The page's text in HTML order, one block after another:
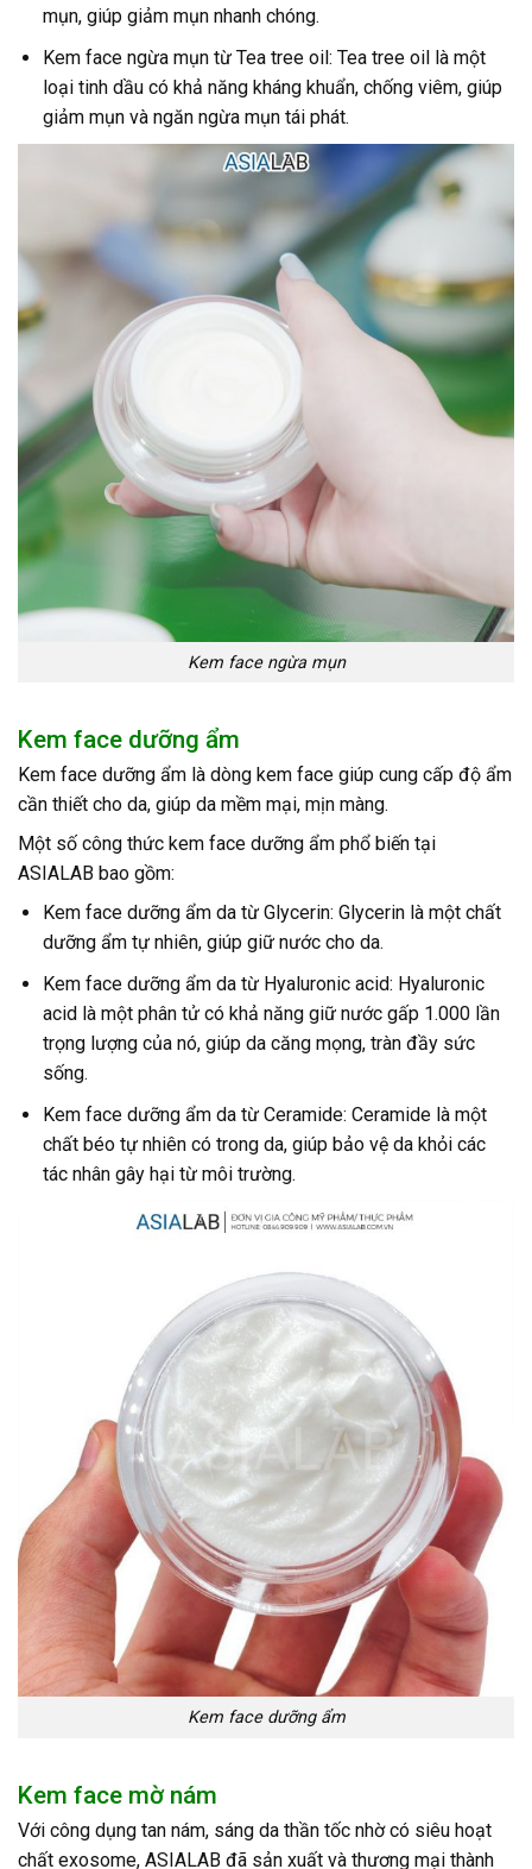
mụn, giúp giảm mụn nhanh chóng.
Kem face ngừa mụn từ Tea tree oil: Tea tree oil là một
loại tinh dầu có khả năng kháng khuẩn, chống viêm, giúp
giảm mụn và ngăn ngừa mụn tái phát.
Kem face ngừa mụn
Kem face dưỡng ẩm
Kem face dưỡng ẩm là dòng kem face giúp cung cấp độ ẩm
cần thiết cho da, giúp da mềm mại, mịn màng.
Một số công thức kem face dưỡng ẩm phổ biến tại
ASIALAB bao gồm:
Kem face dưỡng ẩm da từ Glycerin: Glycerin là một chất
dưỡng ẩm tự nhiên, giúp giữ nước cho da.
Kem face dưỡng ẩm da từ Hyaluronic acid: Hyaluronic
acid là một phân tử có khả năng giữ nước gấp 1.000 lần
trọng lượng của nó, giúp da căng mọng, tràn đầy sức
sống.
Kem face dưỡng ẩm da từ Ceramide: Ceramide là một
chất béo tự nhiên có trong da, giúp bảo vệ da khỏi các
tác nhân gây hại từ môi trường.
Kem face dưỡng ẩm
Kem face mờ nám
Với công dụng tan nám, sáng da thần tốc nhờ có siêu hoạt
chất exosome, ASIALAB đã sản xuất và thương mại thành